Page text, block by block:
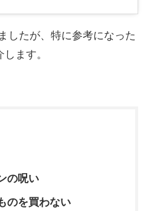
したが、特に参考になった
ます。
の呪い
のを買わない